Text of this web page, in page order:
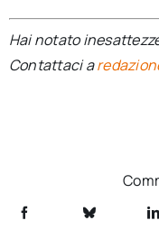
Hai notato
Contattaci a